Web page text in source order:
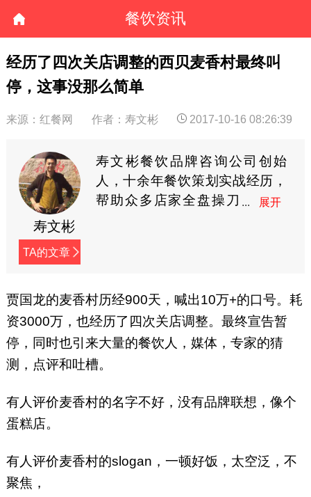
餐饮资讯
经历了四次关店调整的西贝麦香村最终叫
停，这事没那么简单
来源：红餐网 作者：寿文彬 2017-10-16 08:26:39
寿文彬
TA的文章
寿文彬餐饮品牌咨询公司创始
人，十余年餐饮策划实战经历，
帮助众多店家全盘操刀
企划等全案餐饮服务。（微信：
swb13066839909，微信公众
号：寿文彬餐饮策划
XMGCYCH）
贾国龙的麦香村历经900天，喊出10万+的口号。耗
资3000万，也经历了四次关店调整。最终宣告暂
停，同时也引来大量的餐饮人，媒体，专家的猜
测，点评和吐槽。
有人评价麦香村的名字不好，没有品牌联想，像个
蛋糕店。
有人评价麦香村的slogan，一顿好饭，太空泛，不
聚焦，